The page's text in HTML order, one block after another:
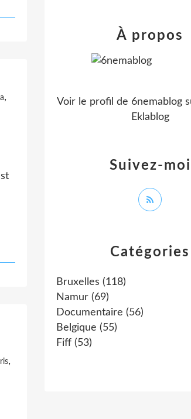
,
,
Catégories
Bruxelles (118)
Namur (69)
Documentaire (56)
Belgique (55)
Fiff (53)
Suivez-moi
À propos
Voir le profil de 6nemablog
Eklablog